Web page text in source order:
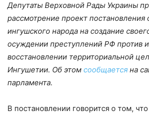
Депутаты Верховной Рады Украины
рассмотрение проект постановления
ингушского народа на создание
осуждении преступлений РФ против
восстановлении территориальной
Ингушетии. Об этом сообщается на
парламента.
В постановлении говорится о том,